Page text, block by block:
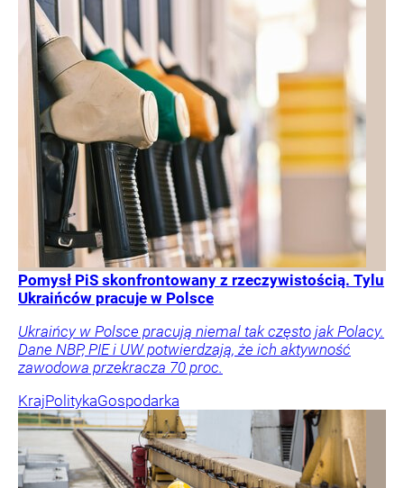
Pomysł PiS skonfrontowany z rzeczywistością. Tylu
Ukraińców pracuje w Polsce
Ukraińcy w Polsce pracują niemal tak często jak Polacy.
Dane NBP, PIE i UW potwierdzają, że ich aktywność
zawodowa przekracza 70 proc.
KrajPolitykaGospodarka